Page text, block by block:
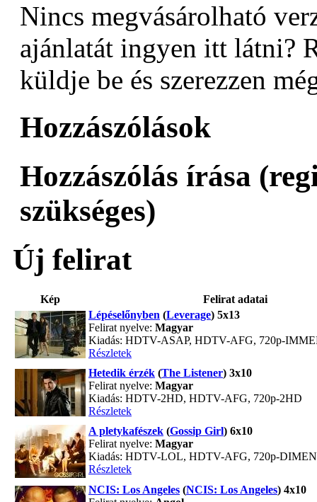
Nincs megvásárolható
ajánlatát ingyen itt látni?
küldje be és szerezzen
Hozzászólások
Hozzászólás írása
szükséges)
Új felirat
Kép
Felirat adatai
Lépéselőnyben (Leverage) 5x13
Felirat nyelve: Magyar
Kiadás: HDTV-ASAP, HDTV-AFG, 720p-
Részletek
Hetedik érzék (The Listener) 3x10
Felirat nyelve: Magyar
Kiadás: HDTV-2HD, HDTV-AFG, 720p-2HD
Részletek
A pletykafészek (Gossip Girl) 6x10
Felirat nyelve: Magyar
Kiadás: HDTV-LOL, HDTV-AFG, 720p-
Részletek
NCIS: Los Angeles (NCIS: Los Angeles) 4x10